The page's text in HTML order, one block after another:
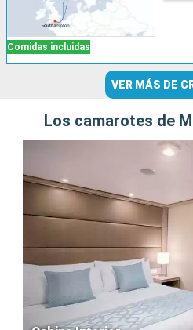
Comidas incluidas
VER MÁS DE
Los camarotes de